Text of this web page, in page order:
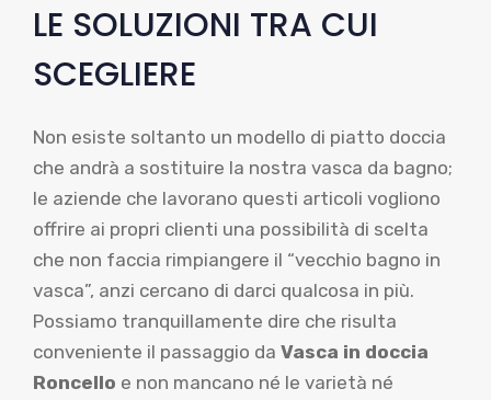
LE SOLUZIONI TRA CUI
SCEGLIERE
Non esiste soltanto un modello di piatto doccia
che andrà a sostituire la nostra vasca da bagno;
le aziende che lavorano questi articoli vogliono
offrire ai propri clienti una possibilità di scelta
che non faccia rimpiangere il “vecchio bagno in
vasca”, anzi cercano di darci qualcosa in più.
Possiamo tranquillamente dire che risulta
conveniente il passaggio da Vasca in doccia
Roncello e non mancano né le varietà né